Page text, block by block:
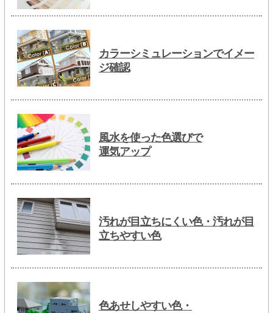
カラーシミュレーションでイメー
ジ確認
風水を使った色選びで
運気アップ
汚れが目立ちにくい色・汚れが目
立ちやすい色
色あせしやすい色・